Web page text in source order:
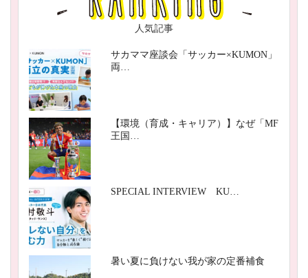
人気記事
サカママ座談会「サッカー×KUMON」
両…
【環境（育成・キャリア）】なぜ「MF
王国…
SPECIAL INTERVIEW KU…
暑い夏に負けない我が家の定番補食